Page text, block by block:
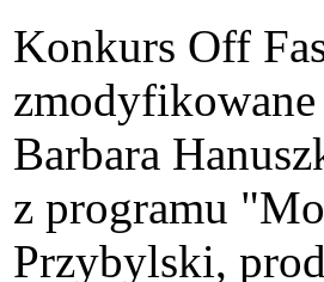
Konkurs Off
Barbara
z programu
Przybylski,